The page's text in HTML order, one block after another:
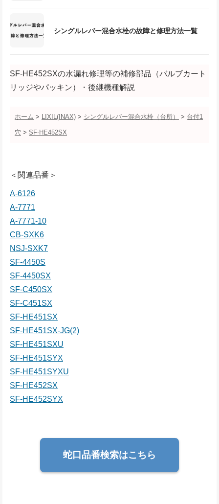
シングルレバー混合水栓の故障と修理方法一覧
SF-HE452SXの水漏れ修理等の補修部品（バルブカート
リッジやパッキン）・後継機種解説
ホーム > LIXIL(INAX) > シングルレバー混合水栓（台所） > 台付1
穴 > SF-HE452SX
＜関連品番＞
A-6126
A-7771
A-7771-10
CB-SXK6
NSJ-SXK7
SF-4450S
SF-4450SX
SF-C450SX
SF-C451SX
SF-HE451SX
SF-HE451SX-JG(2)
SF-HE451SXU
SF-HE451SYX
SF-HE451SYXU
SF-HE452SX
SF-HE452SYX
蛇口品番検索はこちら